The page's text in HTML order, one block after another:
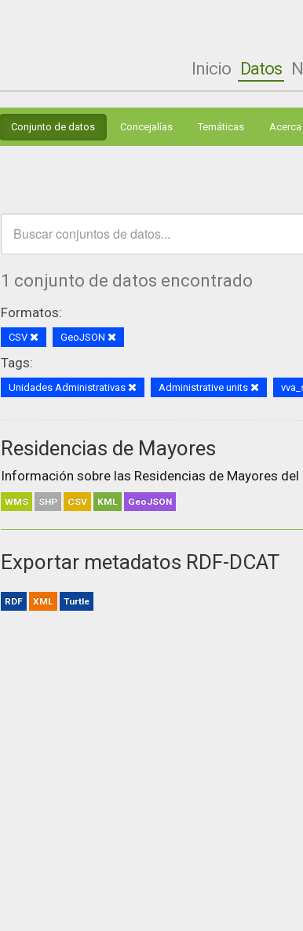
Inicio Datos
Conjunto de datos Concejalías Temáticas
1 conjunto de datos encontrado
Formatos:
CSV GeoJSON
Tags:
Unidades Administrativas Administrative units
Residencias de Mayores
Información sobre las Residencias de Mayores
WMS SHP CSV KML GeoJSON
Exportar metadatos RDF-DCAT
RDF XML Turtle